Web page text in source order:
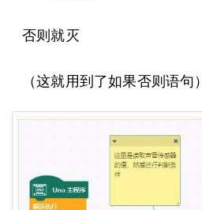
否则就灭
（这就用到了如果否则语句）